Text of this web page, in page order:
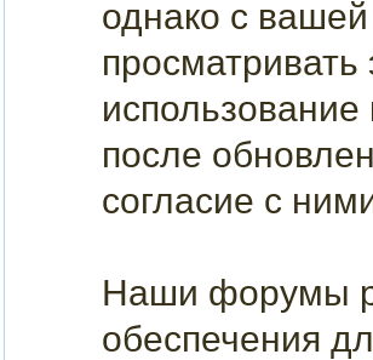
однако с
просматривать
после
согласие с
Наши форумы
обеспечения